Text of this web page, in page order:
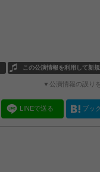
この公演情報を利用して新
▼公演情報の誤り
LINEで送る ブッ